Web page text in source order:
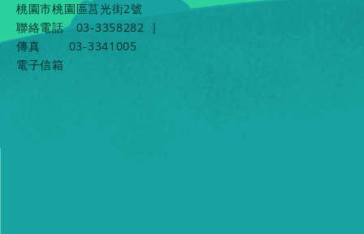
桃園市桃園區莒光街2號
聯絡電話
03-3358282
|
傳真
03-3341005
電子信箱